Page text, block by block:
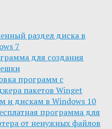
раздел диска в
7
для создания
программ с
пакетов Winget
и дискам в Windows 10
программа для
от ненужных файлов